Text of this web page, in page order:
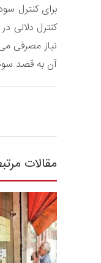
برای کنترل
کنترل دلالی
نیاز مصرفی
آن به قصد
مقالات